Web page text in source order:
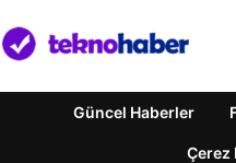
Güncel Haberler
Çerez